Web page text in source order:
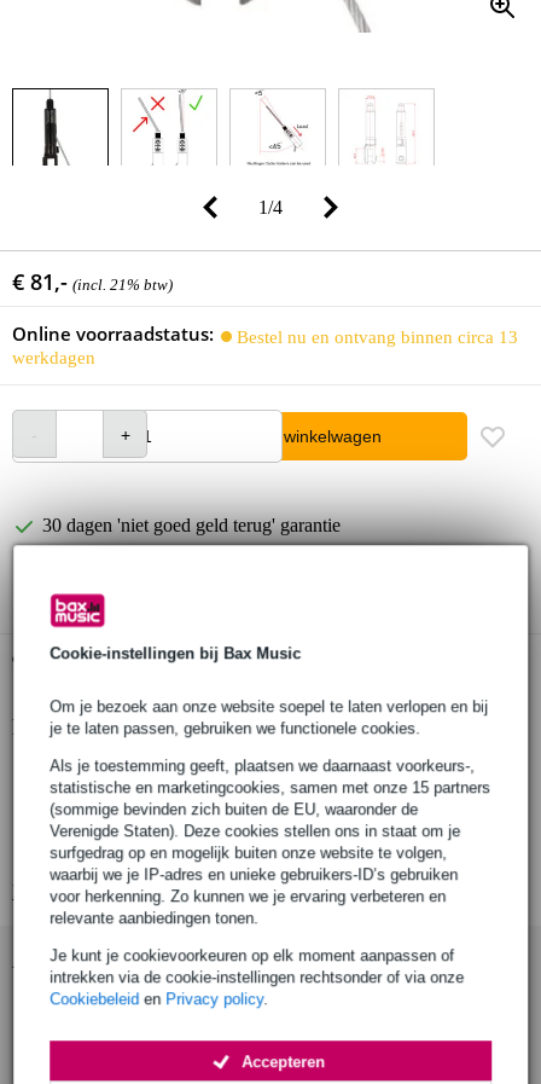
Cookie-instellingen bij Bax Music
Om je bezoek aan onze website soepel te laten verlopen en bij
je te laten passen, gebruiken we functionele cookies.
Als je toestemming geeft, plaatsen we daarnaast voorkeurs-,
statistische en marketingcookies, samen met onze 15 partners
(sommige bevinden zich buiten de EU, waaronder de
Verenigde Staten). Deze cookies stellen ons in staat om je
surfgedrag op en mogelijk buiten onze website te volgen,
waarbij we je IP-adres en unieke gebruikers-ID’s gebruiken
voor herkenning. Zo kunnen we je ervaring verbeteren en
relevante aanbiedingen tonen.
Je kunt je cookievoorkeuren op elk moment aanpassen of
intrekken via de cookie-instellingen rechtsonder of via onze
Cookiebeleid en Privacy policy.
Accepteren
1/4
€ 81,- (incl. 21% btw)
Online voorraadstatus:
Bestel nu en ontvang binnen circa 13
werkdagen
In winkelwagen
30 dagen 'niet goed geld terug' garantie
Gratis ophalen in de winkel
Productinformatie
Producttype: 50SV Reutlinger kabelhouder
Geschikt voor: 4mm en 5mm stalen draad
Draagvermogen (WLL): Ø4mm draad - 60Kg, Ø5mm draad -
90Kg
Bekijk alle productspecificaties
Accessoires (9)